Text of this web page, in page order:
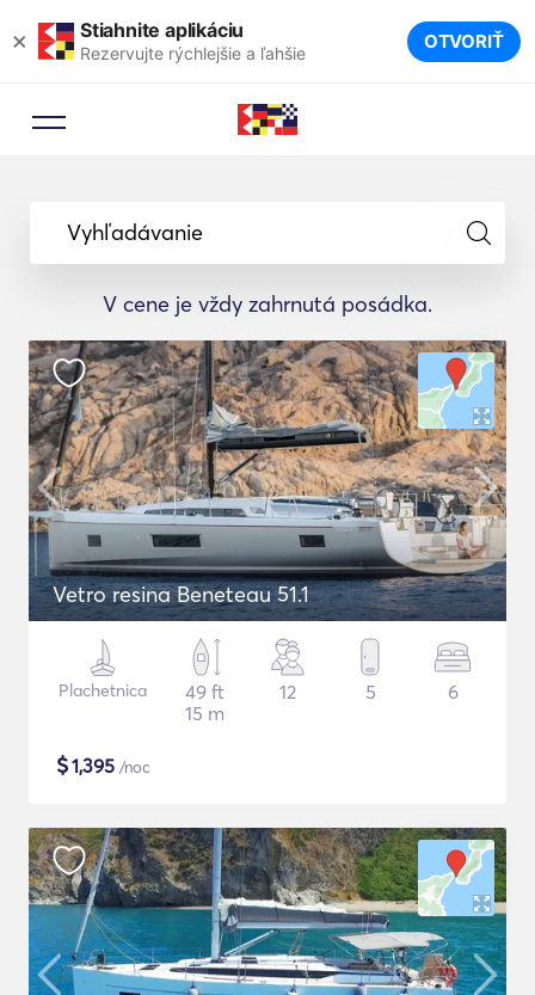
× Stiahnite aplikáciu
Rezervujte rýchlejšie a ľahšie OTVORIŤ
Vyhľadávanie
V cene je vždy zahrnutá posádka.
Vetro resina Beneteau 51.1
Plachetnica
49 ft
15 m
12 5 6
$1,395 /noc